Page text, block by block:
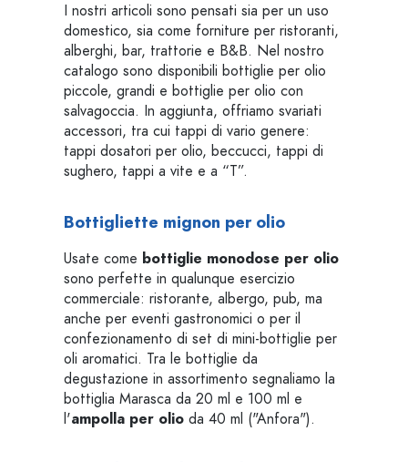
I nostri articoli sono pensati sia per un uso
domestico, sia come forniture per ristoranti,
alberghi, bar, trattorie e B&B. Nel nostro
catalogo sono disponibili bottiglie per olio
piccole, grandi e bottiglie per olio con
salvagoccia. In aggiunta, offriamo svariati
accessori, tra cui tappi di vario genere:
tappi dosatori per olio, beccucci, tappi di
sughero, tappi a vite e a “T”.
Bottigliette mignon per olio
Usate come bottiglie monodose per olio
sono perfette in qualunque esercizio
commerciale: ristorante, albergo, pub, ma
anche per eventi gastronomici o per il
confezionamento di set di mini-bottiglie per
oli aromatici. Tra le bottiglie da
degustazione in assortimento segnaliamo la
bottiglia Marasca da 20 ml e 100 ml e
l'ampolla per olio da 40 ml ("Anfora").